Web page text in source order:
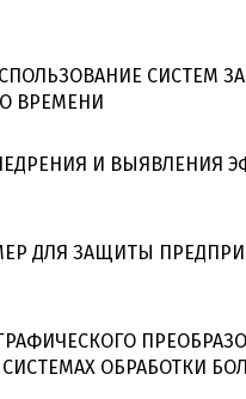
СИСТЕМ
ВРЕМЕНИ
И ВЫЯВЛЕНИЯ
ДЛЯ ЗАЩИТЫ
ОБРАБОТКИ